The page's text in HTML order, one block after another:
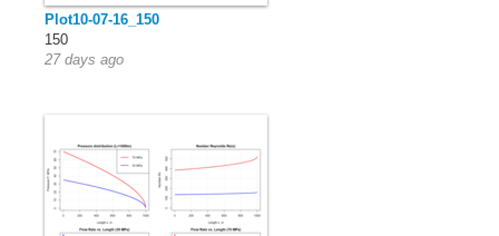
Plot10-07-16_150
150
27 days ago